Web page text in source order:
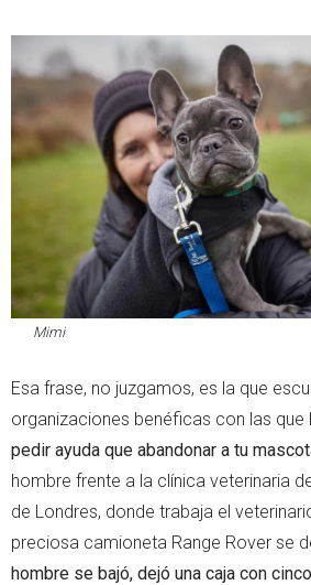
Mimi
Esa frase, no juzgamos, es la que
organizaciones benéficas con las que
pedir ayuda que abandonar a tu
hombre frente a la clínica veterinaria
de Londres, donde trabaja el
preciosa camioneta Range Rover se
hombre se bajó, dejó una caja con